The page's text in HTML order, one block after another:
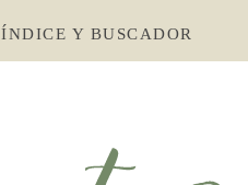
ÍNDICE Y BUSCADOR